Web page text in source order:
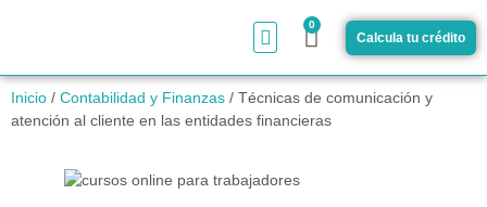
0
Calcula tu crédito
Inicio / Contabilidad y Finanzas / Técnicas de comunicación y
atención al cliente en las entidades financieras